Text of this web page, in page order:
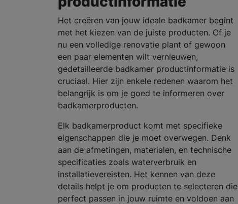
Het creëren van jouw ideale badkamer begint
met het kiezen van de juiste producten. Of je
nu een volledige renovatie plant of gewoon
een paar elementen wilt vernieuwen,
gedetailleerde badkamer productinformatie is
cruciaal. Hier zijn enkele redenen waarom het
belangrijk is om je goed te informeren over
badkamerproducten.
Elk badkamerproduct komt met specifieke
eigenschappen die je moet overwegen. Denk
aan de afmetingen, materialen, en technische
specificaties zoals waterverbruik en
installatievereisten. Het kennen van deze
details helpt je om producten te selecteren die
perfect passen in jouw ruimte en voldoen aan